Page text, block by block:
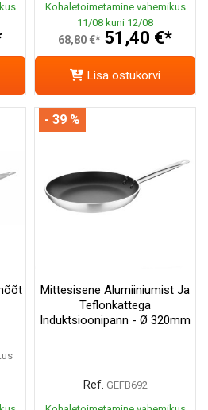
Kohaletoimetamine vahemikus
11/08 kuni 12/08
68,80 €* 51,40 €*
Lisa ostukorvi
Mittesisene Alumiiniumist Ja
Teflonkattega
Induktsioonipann - Ø 320mm
Ref. GEFB692
- 39 %